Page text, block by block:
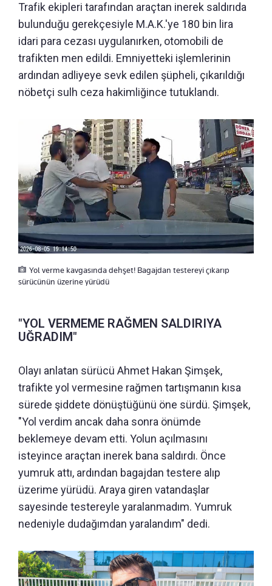
Trafik ekipleri tarafından araçtan inerek saldırıda
bulunduğu gerekçesiyle M.A.K.'ye 180 bin lira
idari para cezası uygulanırken, otomobili de
trafikten men edildi. Emniyetteki işlemlerinin
ardından adliyeye sevk edilen şüpheli, çıkarıldığı
nöbetçi sulh ceza hakimliğince tutuklandı.
Yol verme kavgasında dehşet! Bagajdan testereyi çıkarıp
sürücünün üzerine yürüdü
"YOL VERMEME RAĞMEN SALDIRIYA
UĞRADIM"
Olayı anlatan sürücü Ahmet Hakan Şimşek,
trafikte yol vermesine rağmen tartışmanın kısa
sürede şiddete dönüştüğünü öne sürdü. Şimşek,
"Yol verdim ancak daha sonra önümde
beklemeye devam etti. Yolun açılmasını
isteyince araçtan inerek bana saldırdı. Önce
yumruk attı, ardından bagajdan testere alıp
üzerime yürüdü. Araya giren vatandaşlar
sayesinde testereyle yaralanmadım. Yumruk
nedeniyle dudağımdan yaralandım" dedi.